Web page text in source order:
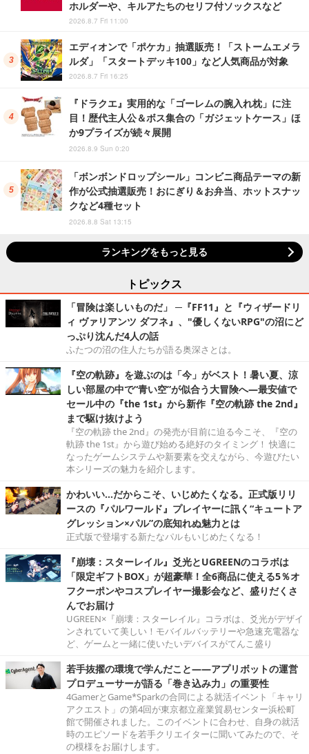
ホルダーや、キルアたちのセリフ付ソックスなど
2026.8.7 Fri 11:00
エディオンで「ポケカ」抽選販売！「ストームエメラ
ルダ」「スタートデッキ100」など人気商品が対象
2026.8.7 Fri 16:25
『ドラクエ』実用的な「ゴーレムの腕入れ枕」に注
目！歴代主人公＆ボス集合の「ガジェットケース」ほ
か9プライズが続々展開
2026.8.9 Sun 0:20
「ボンボンドロップシール」コンビニ商品テーマの新
作が公式抽選販売！おにぎり＆お弁当、ホットスナッ
クなど4種セット
2026.8.8 Sat 13:15
ランキングをもっと見る
トピックス
「冒険は楽しいものだ」 ─『FF11』と『ウィザードリ
ィ ヴァリアンツ ダフネ』、"優しくないRPG"の沼にど
っぷり沈んだ4人の話
ふたつの沼の住人たちが語る奥深さとは。
『空の軌跡』を遊ぶのは「今」がベスト！暑い夏、涼
しい部屋の中で“青い空”が似合う大冒険へ―最安値で
セール中の『the 1st』から新作『空の軌跡 the 2nd』
まで駆け抜けよう
『空の軌跡 the 2nd』の発売が目前に迫る今こそ、『空の
軌跡 the 1st』から遊び始める絶好のタイミング！ 快適に
なったゲームシステムや新要素を交えながら、今遊びたい
本シリーズの魅力を紹介します。
かわいい…だからこそ、いじめたくなる。正式版リリ
ースの『パルワールド』プレイヤーに訊く“キュートア
グレッション×パル”の底知れぬ魅力とは
正式版で登場する新たなパルもいじめたくなる！
『崩壊：スターレイル』爻光とUGREENのコラボは
「限定ギフトBOX」が超豪華！全6商品に使える5％オ
フクーポンやコスプレイヤー撮影会など、盛りだくさ
んでお届け
UGREEN×『崩壊：スターレイル』コラボは、爻光がデザイ
ンされていて美しい！モバイルバッテリーや急速充電器な
ど、ゲームと一緒に使いたいデバイスがてんこ盛り
若手抜擢の環境で学んだこと――アプリボットの運営
プロデューサーが語る「巻き込み力」の重要性
4GamerとGame*Sparkの合同による就活イベント「キャリ
アクエスト」の第4回が東京都立産業貿易センター浜松町
館で開催されました。このイベントに合わせ、自身の就活
時のエピソードを若手クリエイターに聞いてみたので、そ
の模様をお届けします。